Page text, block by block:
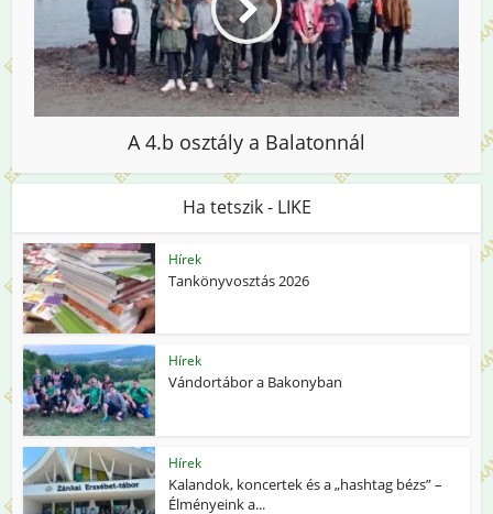
A 4.b osztály a Balatonnál
Ha tetszik - LIKE
Hírek
Tankönyvosztás 2026
Hírek
Vándortábor a Bakonyban
Hírek
Kalandok, koncertek és a „hashtag bézs” –
Élményeink a...